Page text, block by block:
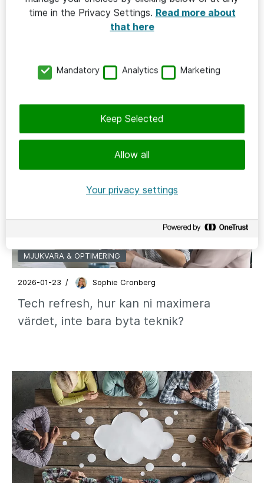
MJUKVARA & OPTIMERING
Därför är det dags att ta steget från
Microsoft 365 E3 till E5
MJUKVARA & OPTIMERING
2026-01-23 / Sophie Cronberg
Tech refresh, hur kan ni maximera
värdet, inte bara byta teknik?
time in the Privacy Settings. Read more about
that here
Mandatory Analytics Marketing
Allow all
Keep Selected
Your privacy settings